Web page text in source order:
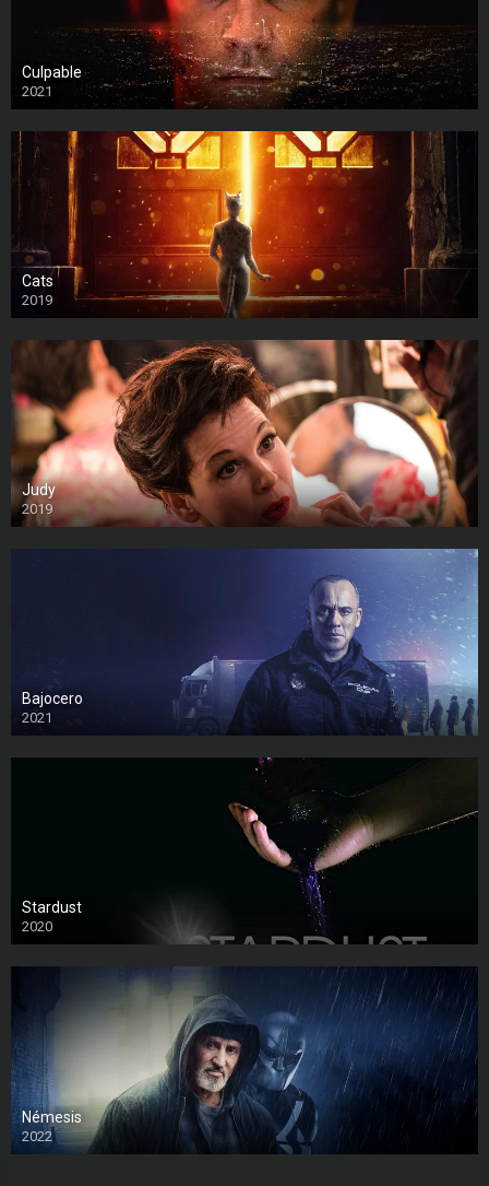
Culpable
2021
Cats
2019
Judy
2019
Bajocero
2021
Stardust
2020
Némesis
2022